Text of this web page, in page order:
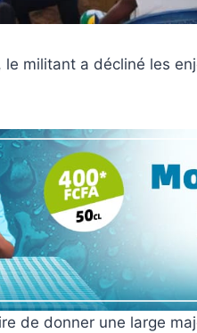
militant a décliné les
de donner une large